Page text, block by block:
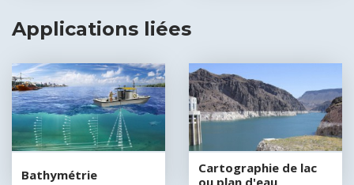
Applications liées
Bathymétrie
Cartographie de lac
ou plan d'eau